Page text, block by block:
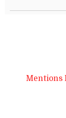
Mentions